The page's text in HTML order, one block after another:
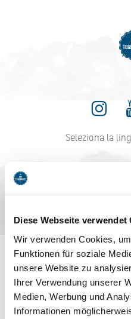
Diese Webseite verwendet
Wir verwenden Cookies,
Funktionen für soziale
unsere Website zu
Ihrer Verwendung unserer
Medien, Werbung und
Informationen
Seleziona la
Bayern - traditionell anders